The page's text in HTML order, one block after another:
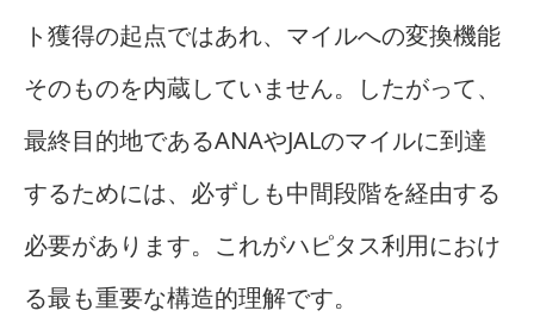
ト獲得の起点ではあれ、マイルへの変換機能
そのものを内蔵していません。したがって、
最終目的地であるANAやJALのマイルに到達
するためには、必ずしも中間段階を経由する
必要があります。これがハピタス利用におけ
る最も重要な構造的理解です。